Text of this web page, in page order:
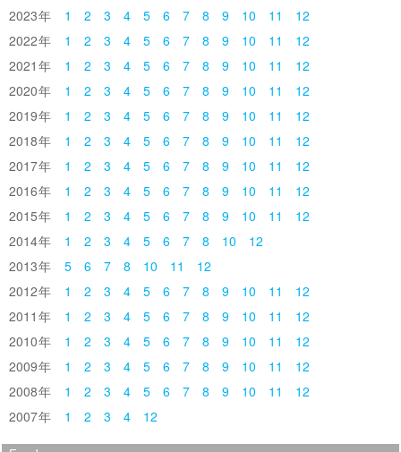
2023
1 2 3 4 5 6 7 8 9 10 11
12
2022
1 2 3 4 5 6 7 8 9 10 11
12
2021
1 2 3 4 5 6 7 8 9 10 11
12
2020
1 2 3 4 5 6 7 8 9 10 11
12
2019
1 2 3 4 5 6 7 8 9 10 11
12
2018
1 2 3 4 5 6 7 8 9 10 11
12
2017
1 2 3 4 5 6 7 8 9 10 11
12
2016
1 2 3 4 5 6 7 8 9 10 11
12
2015
1 2 3 4 5 6 7 8 9 10 11
12
2014
1 2 3 4 5 6 7 8 10
12
2013
5 6 7 8 10 11
12
2012
1 2 3 4 5 6 7 8 9 10 11
12
2011
1 2 3 4 5 6 7 8 9 10 11
12
2010
1 2 3 4 5 6 7 8 9 10 11
12
2009
1 2 3 4 5 6 7 8 9 10 11
12
2008
1 2 3 4 5 6 7 8 9 10 11
12
2007
1 2 3 4 12